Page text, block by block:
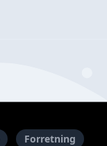
Forretning